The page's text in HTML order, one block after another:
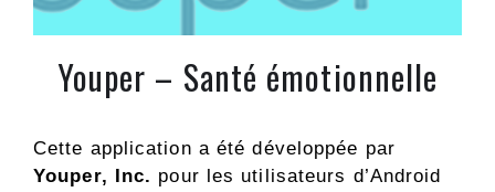
Youper – Santé émotionnelle
Cette application a été développée par
Youper, Inc. pour les utilisateurs d’Android